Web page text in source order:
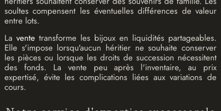
soultes compensent les éventuelles différences de valeur
entre lots.
La vente transforme les bijoux en liquidités partageables.
Elle s'impose lorsqu'aucun héritier ne souhaite conserver
les pièces ou lorsque les droits de succession nécessitent
des fonds. La vente peu après l'inventaire, au prix
expertisé, évite les complications liées aux variations de
cours.